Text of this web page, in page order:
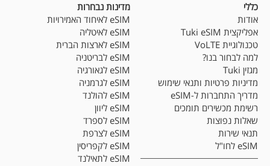
כללי
אודות
אפליקצית Tuki eSIM
טכנולוגיית VoLTE
למה לבחור בנו?
מגזין Tuki
מדיניות פרטיות ותנאי שימוש
מדריך התחברות ל-eSIM
רשימת מכשירים תומכים
שאלות נפוצות
תנאי שירות
eSIM לחו"ל
מדינות נבחרות
eSIM לאיחוד האמירויות
eSIM לאיטליה
eSIM לארצות הברית
eSIM לבריטניה
eSIM לגאורגיה
eSIM לגרמניה
eSIM להולנד
eSIM ליוון
eSIM לספרד
eSIM לצרפת
eSIM לקפריסין
eSIM לתאילנד